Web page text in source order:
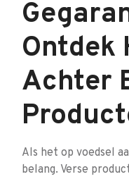
Ontdek
Achter
Als het op voedsel
belang. Verse